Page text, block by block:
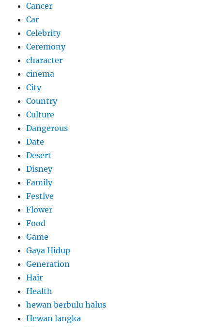
Cancer
Car
Celebrity
Ceremony
character
cinema
City
Country
Culture
Dangerous
Date
Desert
Disney
Family
Festive
Flower
Food
Game
Gaya Hidup
Generation
Hair
Health
hewan berbulu halus
Hewan langka